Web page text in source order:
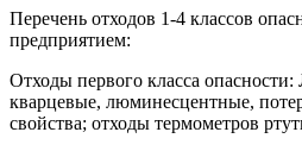
Перечень отходов 1-4 классов
предприятием:
Отходы первого класса
кварцевые, люминесцентные,
свойства; отходы термометров